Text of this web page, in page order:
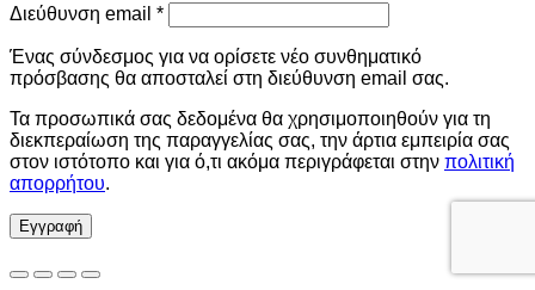
Διεύθυνση email *Απαιτείται
Ένας σύνδεσμος για να ορίσετε νέο συνθηματικό
πρόσβασης θα αποσταλεί στη διεύθυνση email σας.
Τα προσωπικά σας δεδομένα θα χρησιμοποιηθούν για τη
διεκπεραίωση της παραγγελίας σας, την άρτια εμπειρία σας
στον ιστότοπο και για ό,τι ακόμα περιγράφεται στην πολιτική
απορρήτου.
Εγγραφή